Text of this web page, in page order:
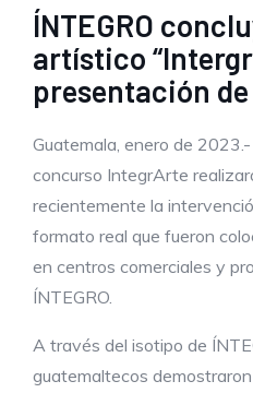
ÍNTEGRO
artístico
presentación
Guatemala, enero de
concurso IntegrArte
recientemente la
formato real que fueron
en centros comerciales y
ÍNTEGRO.
A través del isotipo de
guatemaltecos